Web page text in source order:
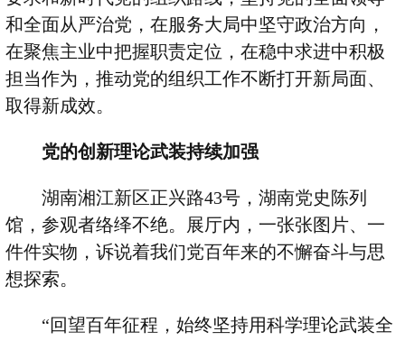
和全面从严治党，在服务大局中坚守政治方向，
在聚焦主业中把握职责定位，在稳中求进中积极
担当作为，推动党的组织工作不断打开新局面、
取得新成效。
党的创新理论武装持续加强
湖南湘江新区正兴路43号，湖南党史陈列
馆，参观者络绎不绝。展厅内，一张张图片、一
件件实物，诉说着我们党百年来的不懈奋斗与思
想探索。
“回望百年征程，始终坚持用科学理论武装全